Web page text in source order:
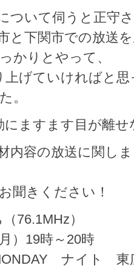
ついて伺うと正守
と下関市での放送
かりとやって、
上げていければと
。
にますます目が離
内容の放送に関し
聞きください！
76.1MHz）
）19時～20時
ナイト 東